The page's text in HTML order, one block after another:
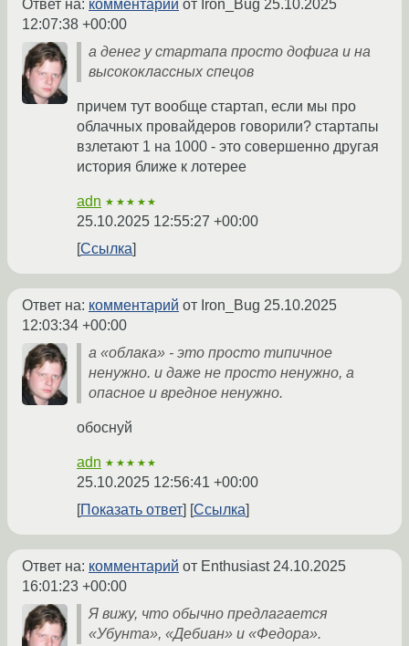
Ответ на: комментарий от Iron_Bug 25.10.2025
12:07:38 +00:00
а денег у стартапа просто дофига и на
высококлассных спецов
причем тут вообще стартап, если мы про
облачных провайдеров говорили? стартапы
взлетают 1 на 1000 - это совершенно другая
история ближе к лотерее
adn ★★★★★
25.10.2025 12:55:27 +00:00
Ссылка
Ответ на: комментарий от Iron_Bug 25.10.2025
12:03:34 +00:00
а «облака» - это просто типичное
ненужно. и даже не просто ненужно, а
опасное и вредное ненужно.
обоснуй
adn ★★★★★
25.10.2025 12:56:41 +00:00
Показать ответ
Ссылка
Ответ на: комментарий от Enthusiast 24.10.2025
16:01:23 +00:00
Я вижу, что обычно предлагается
«Убунта», «Дебиан» и «Федора».